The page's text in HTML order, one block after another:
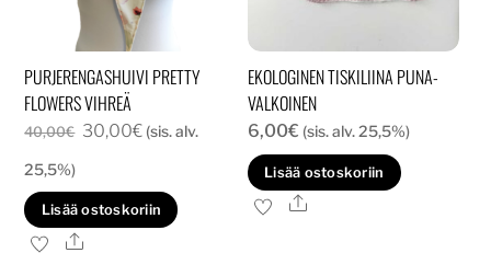
PURJERENGASHUIVI PRETTY
FLOWERS VIHREÄ
40,00€ Alkuperäinen
oli:
40,00€.
30,00€Nykyinen
on:
30,00€.
(sis. alv.
25,5%)
Lisää ostoskoriin
Ale
EKOLOGINEN TISKILIINA PUNA-
VALKOINEN
6,00€ (sis. alv. 25,5%)
Lisää ostoskoriin
Ale